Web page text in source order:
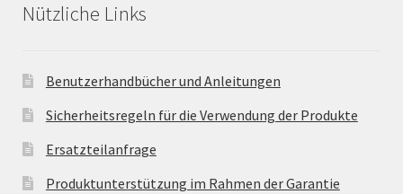
Nützliche Links
Benutzerhandbücher und Anleitungen
Sicherheitsregeln für die Verwendung der Produkte
Ersatzteilanfrage
Produktunterstützung im Rahmen der Garantie